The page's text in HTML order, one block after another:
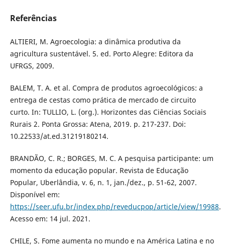
Referências
ALTIERI, M. Agroecologia: a dinâmica produtiva da
agricultura sustentável. 5. ed. Porto Alegre: Editora da
UFRGS, 2009.
BALEM, T. A. et al. Compra de produtos agroecológicos: a
entrega de cestas como prática de mercado de circuito
curto. In: TULLIO, L. (org.). Horizontes das Ciências Sociais
Rurais 2. Ponta Grossa: Atena, 2019. p. 217-237. Doi:
10.22533/at.ed.31219180214.
BRANDÃO, C. R.; BORGES, M. C. A pesquisa participante: um
momento da educação popular. Revista de Educação
Popular, Uberlândia, v. 6, n. 1, jan./dez., p. 51-62, 2007.
Disponível em:
https://seer.ufu.br/index.php/reveducpop/article/view/19988.
Acesso em: 14 jul. 2021.
CHILE, S. Fome aumenta no mundo e na América Latina e no